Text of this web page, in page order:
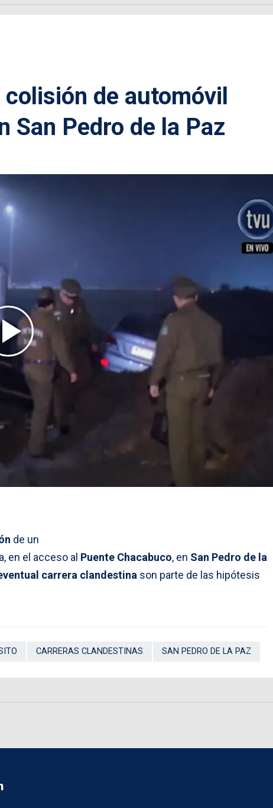
de automóvil
San Pedro de la Paz
de un
en el acceso al Puente Chacabuco, en San Pedro de la
carrera clandestina son parte de las hipótesis
CARRERAS CLANDESTINAS SAN PEDRO DE LA PAZ